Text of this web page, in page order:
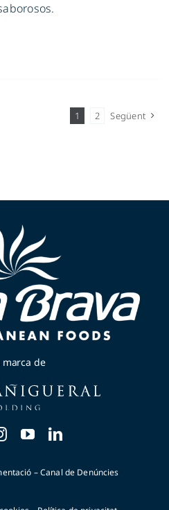
1 2 Següent
marca de
–Canal de Denúncies